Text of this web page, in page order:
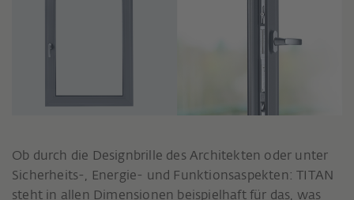
Ob durch die Designbrille des Architekten oder unter
Sicherheits-, Energie- und Funktionsaspekten: TITAN
steht in allen Dimensionen beispielhaft für das, was